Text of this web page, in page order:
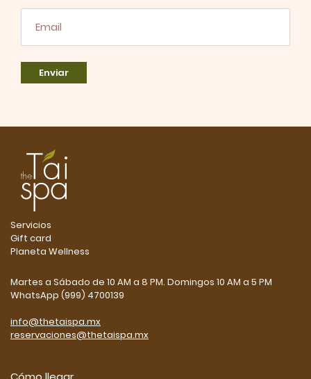
Enviar
Servicios
Gift card
Planeta Wellness
Martes a Sábado de 10 AM a 8 PM. Domingos 10 AM a 5 PM
WhatsApp (999) 4700139
info@thetaispa.mx
reservaciones@thetaispa.mx